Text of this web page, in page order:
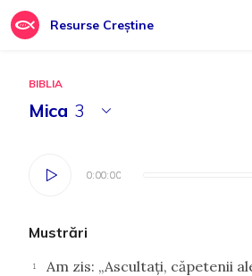
Resurse Creștine
BIBLIA
Mica 3
0:00:00
0:00:00
Mustrări
1
Am zis: „Ascultaţi, căpetenii